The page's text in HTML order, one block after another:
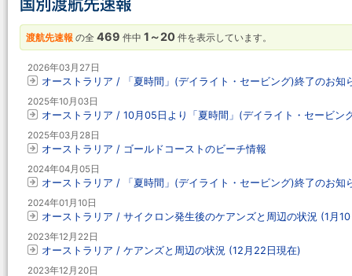
渡航先速報 の全 469 件中 1～20 件を表示しています。
2026年03月27日
オーストラリア / 「夏時間」(デイライト・セービング)終了のお知
2025年10月03日
オーストラリア / 10月05日より「夏時間」(デイライト・セービン
2025年03月28日
オーストラリア / ゴールドコーストのビーチ情報
2024年04月05日
オーストラリア / 「夏時間」(デイライト・セービング)終了のお知
2024年01月10日
オーストラリア / サイクロン発生後のケアンズと周辺の状況 (1月
2023年12月22日
オーストラリア / ケアンズと周辺の状況 (12月22日現在)
2023年12月20日